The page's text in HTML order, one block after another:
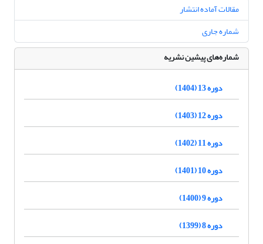
مقالات آماده انتشار
شماره جاری
شماره‌های پیشین نشریه
دوره 13 (1404)
دوره 12 (1403)
دوره 11 (1402)
دوره 10 (1401)
دوره 9 (1400)
دوره 8 (1399)